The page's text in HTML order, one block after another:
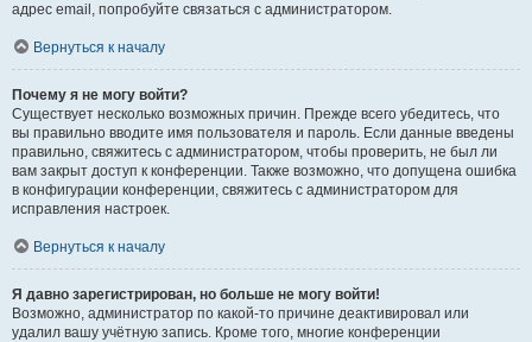
адрес email, попробуйте связаться с администратором.
Вернуться к началу
Почему я не могу войти?
Существует несколько возможных причин. Прежде всего убедитесь, что
вы правильно вводите имя пользователя и пароль. Если данные введены
правильно, свяжитесь с администратором, чтобы проверить, не был ли
вам закрыт доступ к конференции. Также возможно, что допущена ошибка
в конфигурации конференции, свяжитесь с администратором для
исправления настроек.
Вернуться к началу
Я давно зарегистрирован, но больше не могу войти!
Возможно, администратор по какой-то причине деактивировал или
удалил вашу учётную запись. Кроме того, многие конференции